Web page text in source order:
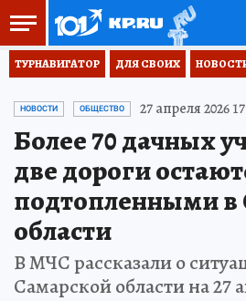
ТУРНАВИГАТОР ДЛЯ СВОИХ
НОВОСТИ ОБЩЕСТВО 27 апреля 2026
Более 70 дачных
две дороги
подтопленными в
области
В МЧС рассказали о
Самарской области на 27